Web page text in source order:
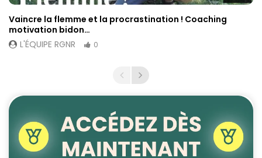
Vaincre la flemme et la procrastination ! Coaching
motivation bidon…
L'ÉQUIPE RGNR
0